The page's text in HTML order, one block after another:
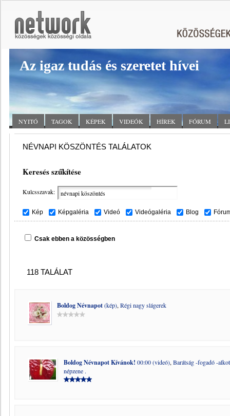
Az igaz tudás és szeretet hívei
NYITÓ TAGOK KÉPEK VIDEÓK HÍREK FÓRUM
NÉVNAPI KÖSZÖNTÉS TALÁLATOK
Keresés szűkítése
Kulcsszavak:
Kép Képgaléria Videó Videógaléria Blog
Csak ebben a közösségben
118 TALÁLAT
Boldog Névnapot(kép), Régi nagy slágerek
Boldog Névnapot Kívánok! 00:00 (videó), Barátság -fogadó -
népzene .